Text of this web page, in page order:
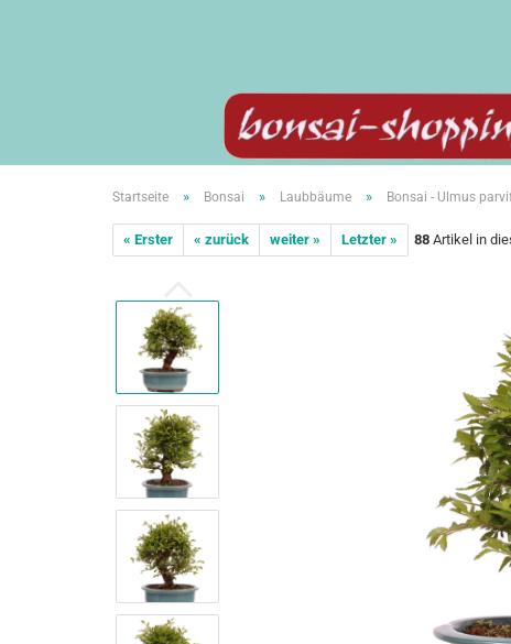
Startseite » Bonsai » Laubbäume » Bonsai - Ulmus
« Erster « zurück weiter » Letzter » 88 Artikel in